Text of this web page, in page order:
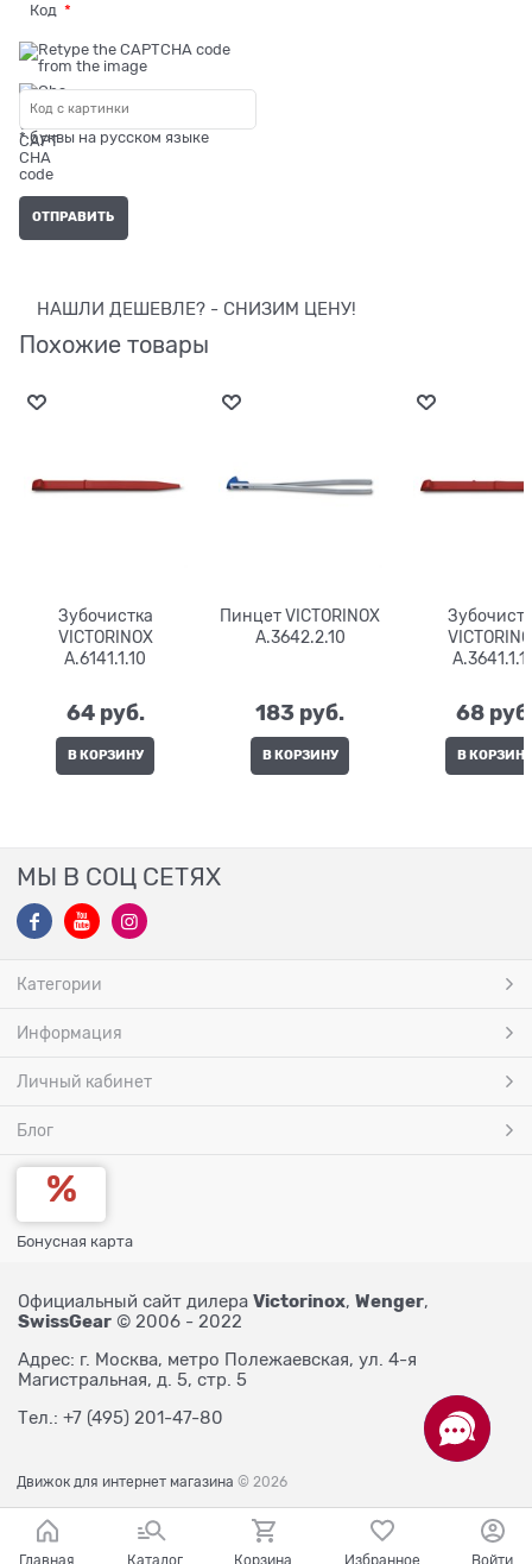
Код
* буквы на русском языке
НАШЛИ ДЕШЕВЛЕ? - СНИЗИМ ЦЕНУ!
Похожие товары
Зубочистка
VICTORINOX
A.6141.1.10
64 руб.
В КОРЗИНУ
Пинцет VICTORINOX
A.3642.2.10
183 руб.
В КОРЗИНУ
68
В КОРЗИНУ
МЫ В СОЦ СЕТЯХ
Категории
Информация
Личный кабинет
Блог
Бонусная карта
Официальный сайт дилера Victorinox, Wenger,
SwissGear © 2006 - 2022
Адрес: г. Москва, метро Полежаевская, ул. 4-я
Магистральная, д. 5, стр. 5
Тел.: +7 (495) 201-47-80
Движок для интернет магазина © 2026